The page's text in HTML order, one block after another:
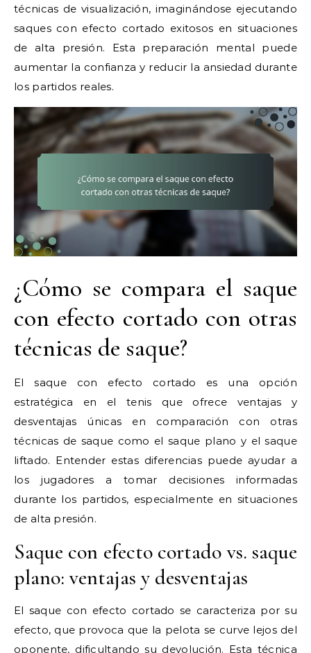
técnicas de visualización, imaginándose ejecutando
saques con efecto cortado exitosos en situaciones
de alta presión. Esta preparación mental puede
aumentar la confianza y reducir la ansiedad durante
los partidos reales.
¿Cómo se compara el saque
con efecto cortado con otras
técnicas de saque?
El saque con efecto cortado es una opción
estratégica en el tenis que ofrece ventajas y
desventajas únicas en comparación con otras
técnicas de saque como el saque plano y el saque
liftado. Entender estas diferencias puede ayudar a
los jugadores a tomar decisiones informadas
durante los partidos, especialmente en situaciones
de alta presión.
Saque con efecto cortado vs. saque
plano: ventajas y desventajas
El saque con efecto cortado se caracteriza por su
efecto, que provoca que la pelota se curve lejos del
oponente, dificultando su devolución. Esta técnica